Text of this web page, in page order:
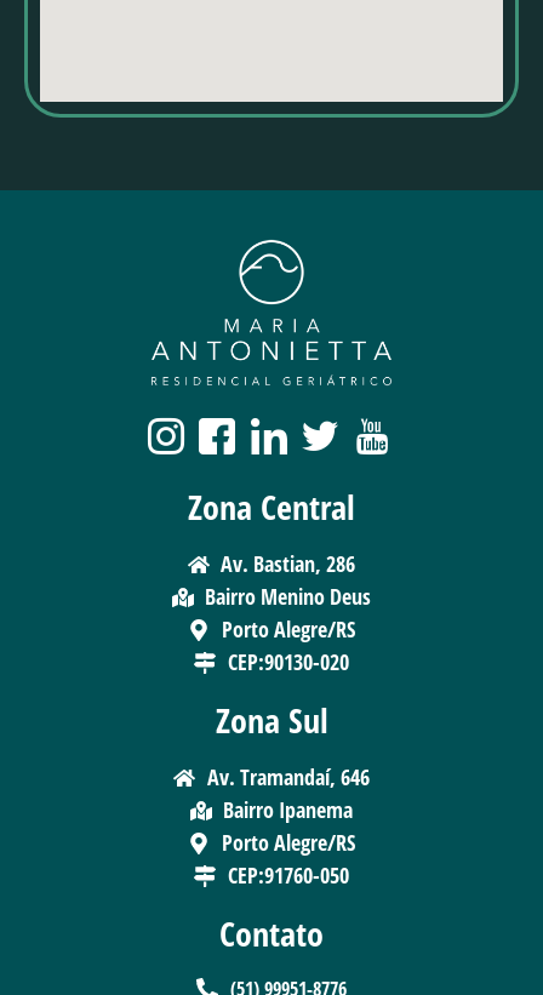
Zona Central
Av. Bastian, 286
Bairro Menino Deus
Porto Alegre/RS
CEP:90130-020
Zona Sul
Av. Tramandaí, 646
Bairro Ipanema
Porto Alegre/RS
CEP:91760-050
Contato
(51) 99951-8776